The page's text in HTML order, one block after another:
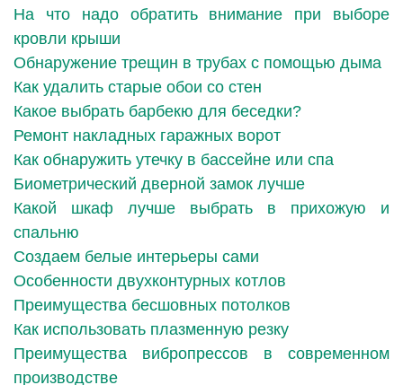
На что надо обратить внимание при выборе
кровли крыши
Обнаружение трещин в трубах с помощью дыма
Как удалить старые обои со стен
Какое выбрать барбекю для беседки?
Ремонт накладных гаражных ворот
Как обнаружить утечку в бассейне или спа
Биометрический дверной замок лучше
Какой шкаф лучше выбрать в прихожую и
спальню
Создаем белые интерьеры сами
Особенности двухконтурных котлов
Преимущества бесшовных потолков
Как использовать плазменную резку
Преимущества вибропрессов в современном
производстве